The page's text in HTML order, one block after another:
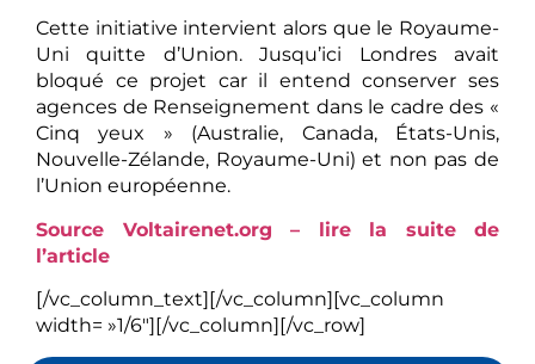
Cette initiative intervient alors que le Royaume-
Uni quitte d’Union. Jusqu’ici Londres avait
bloqué ce projet car il entend conserver ses
agences de Renseignement dans le cadre des «
Cinq yeux » (Australie, Canada, États-Unis,
Nouvelle-Zélande, Royaume-Uni) et non pas de
l’Union européenne.
Source Voltairenet.org – lire la suite de
l’article
[/vc_column_text][/vc_column][vc_column
width= »1/6″][/vc_column][/vc_row]